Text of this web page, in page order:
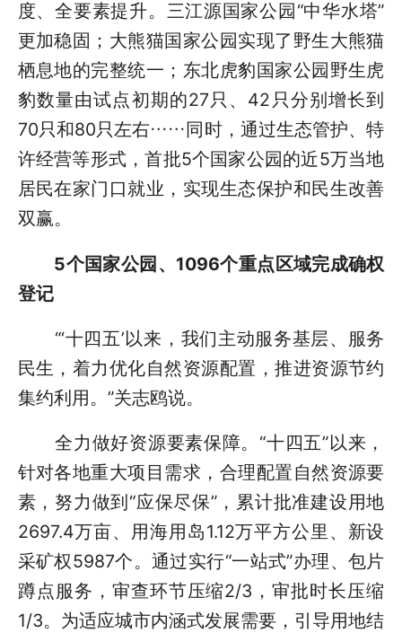
度、全要素提升。三江源国家公园“中华水塔”
更加稳固；大熊猫国家公园实现了野生大熊猫
栖息地的完整统一；东北虎豹国家公园野生虎
豹数量由试点初期的27只、42只分别增长到
70只和80只左右……同时，通过生态管护、特
许经营等形式，首批5个国家公园的近5万当地
居民在家门口就业，实现生态保护和民生改善
双赢。
5个国家公园、1096个重点区域完成确权
登记
“‘十四五’以来，我们主动服务基层、服务
民生，着力优化自然资源配置，推进资源节约
集约利用。”关志鸥说。
全力做好资源要素保障。“十四五”以来，
针对各地重大项目需求，合理配置自然资源要
素，努力做到“应保尽保”，累计批准建设用地
2697.4万亩、用海用岛1.12万平方公里、新设
采矿权5987个。通过实行“一站式”办理、包片
蹲点服务，审查环节压缩2/3，审批时长压缩
1/3。为适应城市内涵式发展需要，引导用地结